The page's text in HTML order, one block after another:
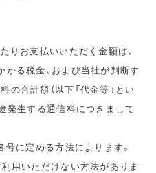
りお支払いいただく金額は、
かる税金、および当社が判断す
合計額（以下「代金等」とい
発生する通信料につきまして
に定める方法によります。
用いただけない方法がありま